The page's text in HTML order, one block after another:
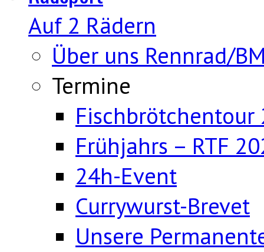
Auf 2 Rädern
Über uns Rennrad/
Termine
Fischbrötchentour
Frühjahrs – RTF
24h-Event
Currywurst-Brevet
Unsere